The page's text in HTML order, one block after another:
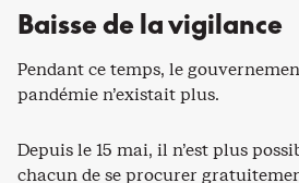
Baisse de la vigilance
Pendant ce temps, le
pandémie n’existait plus.
Depuis le 15 mai, il n’est plus
chacun de se procurer